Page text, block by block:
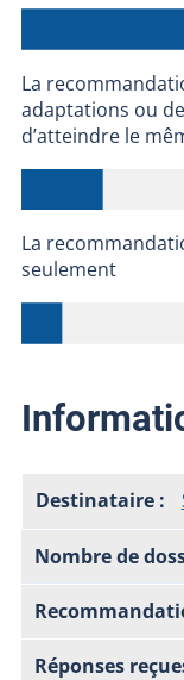
La
adaptations ou
d’atteindre le
La
seulement